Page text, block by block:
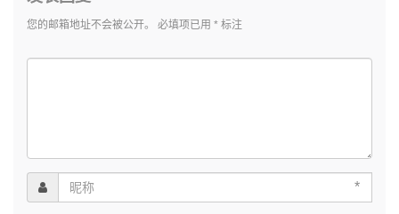
您的邮箱地址不会被公开。 必填项已用 * 标注
*